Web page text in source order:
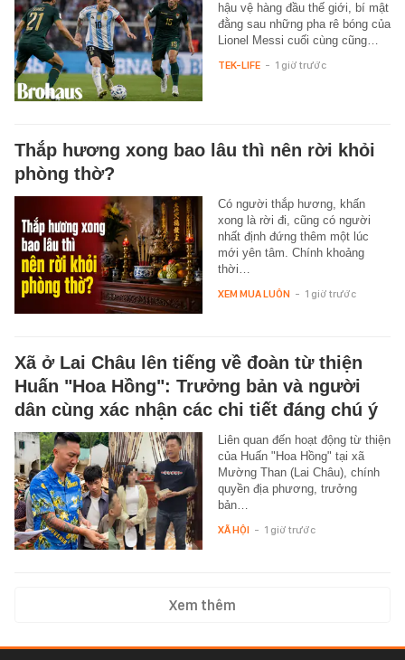
hậu vệ hàng đầu thế giới, bí mật
đằng sau những pha rê bóng của
Lionel Messi cuối cùng cũng…
TEK-LIFE - 1 giờ trước
Thắp hương xong bao lâu thì nên rời khỏi
phòng thờ?
Có người thắp hương, khấn
xong là rời đi, cũng có người
nhất định đứng thêm một lúc
mới yên tâm. Chính khoảng
thời…
XEM MUA LUÔN - 1 giờ trước
Xã ở Lai Châu lên tiếng về đoàn từ thiện
Huấn "Hoa Hồng": Trưởng bản và người
dân cùng xác nhận các chi tiết đáng chú ý
Liên quan đến hoạt động từ thiện
của Huấn "Hoa Hồng" tại xã
Mường Than (Lai Châu), chính
quyền địa phương, trưởng
bản…
XÃ HỘI - 1 giờ trước
Xem thêm